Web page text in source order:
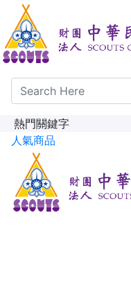
熱門關鍵字
人氣商品